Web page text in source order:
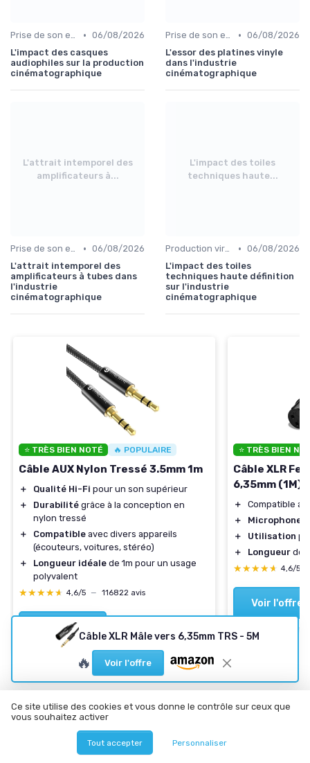
Prise de son et montage • 06/08/2026
L'impact des casques
audiophiles sur la production
cinématographique
Prise de son et montage • 06/08/2026
L'essor des platines vinyle
dans l'industrie
cinématographique
L'attrait intemporel des
amplificateurs à...
Prise de son et montage • 06/08/2026
L'attrait intemporel des
amplificateurs à tubes dans
l'industrie
cinématographique
L'impact des toiles
techniques haute...
Production virtuelle et volumes LED • 06/08/2026
L'impact des toiles
techniques haute définition
sur l'industrie
cinématographique
⭐ TRÈS BIEN NOTÉ 🔥 POPULAIRE
Câble AUX Nylon Tressé 3.5mm 1m
＋ Qualité Hi-Fi pour un son supérieur
＋
Durabilité grâce à la conception en
nylon tressé
＋
Compatible avec divers appareils
(écouteurs, voitures, stéréo)
＋
Longueur idéale de 1m pour un usage
polyvalent
★★★★★
★★★★★ 4,6/5 — 116822 avis
Voir l'offre
⭐ TRÈS BIEN
Câble XLR
6,35mm (1M)
＋
Compatible
＋
Microphones
＋
Utilisation
＋
Longueur de
★★★★★
★★★★★ 4,6/5
Voir l'offre
Câble XLR Mâle vers 6,35mm TRS - 5M
🔥 Voir l'offre
Les articles par date
Ce site utilise des cookies et vous donne le contrôle sur ceux que
vous souhaitez activer
Tout accepter Personnaliser